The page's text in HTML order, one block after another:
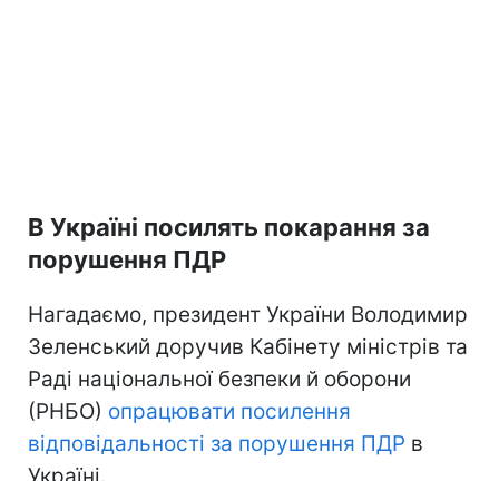
В Україні посилять покарання за
порушення ПДР
Нагадаємо, президент України Володимир
Зеленський доручив Кабінету міністрів та
Раді національної безпеки й оборони
(РНБО) опрацювати посилення
відповідальності за порушення ПДР в
Україні.